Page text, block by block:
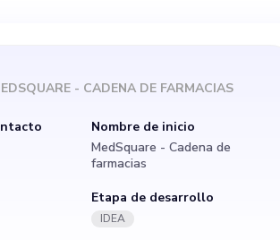
impulsar la
fondos y el
es
- CADENA DE FARMACIAS
Nombre de inicio
MedSquare - Cadena de
farmacias
Etapa de desarrollo
IDEA